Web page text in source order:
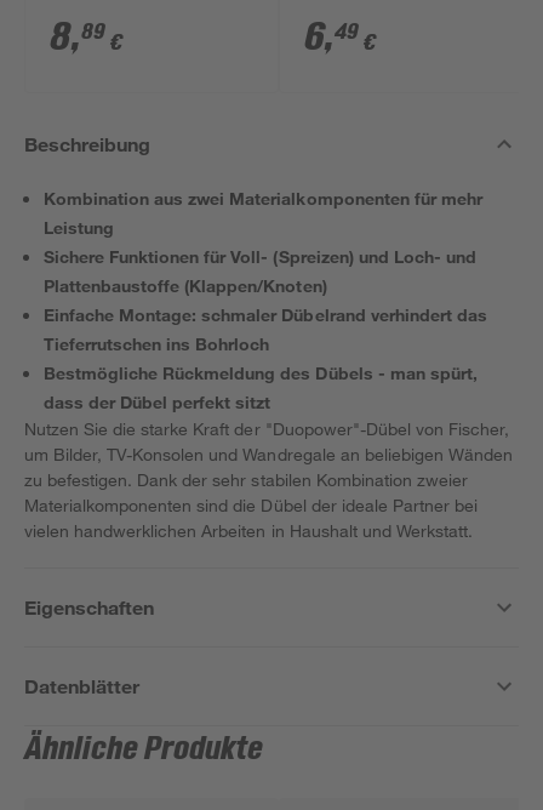
8,89 € 6,49 €
Beschreibung
Kombination aus zwei Materialkomponenten für mehr
Leistung
Sichere Funktionen für Voll- (Spreizen) und Loch- und
Plattenbaustoffe (Klappen/Knoten)
Einfache Montage: schmaler Dübelrand verhindert das
Tieferrutschen ins Bohrloch
Bestmögliche Rückmeldung des Dübels - man spürt,
dass der Dübel perfekt sitzt
Nutzen Sie die starke Kraft der "Duopower"-Dübel von Fischer,
um Bilder, TV-Konsolen und Wandregale an beliebigen Wänden
zu befestigen. Dank der sehr stabilen Kombination zweier
Materialkomponenten sind die Dübel der ideale Partner bei
vielen handwerklichen Arbeiten in Haushalt und Werkstatt.
Eigenschaften
Datenblätter
Ähnliche Produkte